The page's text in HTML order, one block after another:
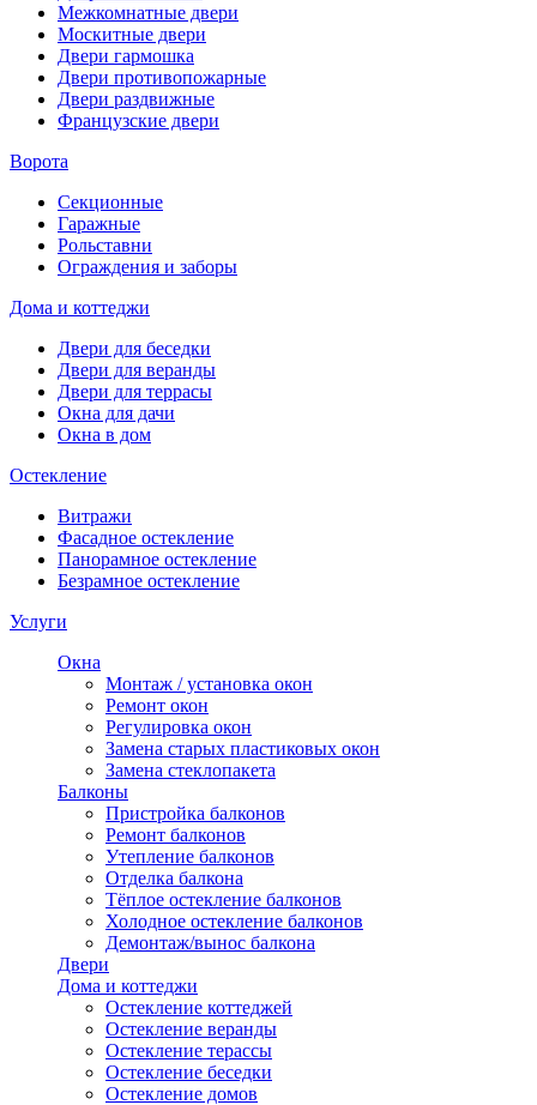
Межкомнатные двери
Москитные двери
Двери гармошка
Двери противопожарные
Двери раздвижные
Французские двери
Ворота
Секционные
Гаражные
Рольставни
Ограждения и заборы
Дома и коттеджи
Двери для беседки
Двери для веранды
Двери для террасы
Окна для дачи
Окна в дом
Остекление
Витражи
Фасадное остекление
Панорамное остекление
Безрамное остекление
Услуги
Окна
Монтаж / установка окон
Ремонт окон
Регулировка окон
Замена старых пластиковых окон
Замена стеклопакета
Балконы
Пристройка балконов
Ремонт балконов
Утепление балконов
Отделка балкона
Тёплое остекление балконов
Холодное остекление балконов
Демонтаж/вынос балкона
Двери
Дома и коттеджи
Остекление коттеджей
Остекление веранды
Остекление терассы
Остекление беседки
Остекление домов